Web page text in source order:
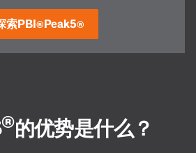
索PBI®Peak5®
®的优势是什么？